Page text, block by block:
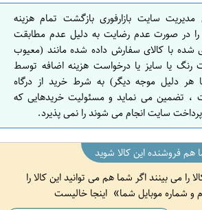
ن
ا
ص
ف
ه
ا
ن
مدیریت سایت بازارفوری بازگشت تمام هزینه
را در صورت عدم رضایت به دلیل عدم مطابقت
شده با کالای سفارش داده شده مانند (معیوب
رنگ یا سایز یا درخواست هزینه اضافه توسط
هر دلیل موجه دیگر) به شرط خرید از درگاه
، تضمین می نماید و مسئولیت خریدهایی که
پرداخت سایت انجام می شوند را نمی پذیرد.
هم فروشنده این کالا شوید
را می بینند اگر شما هم می توانید این کالا را
و شماره موبایل شما اینجا خالیست